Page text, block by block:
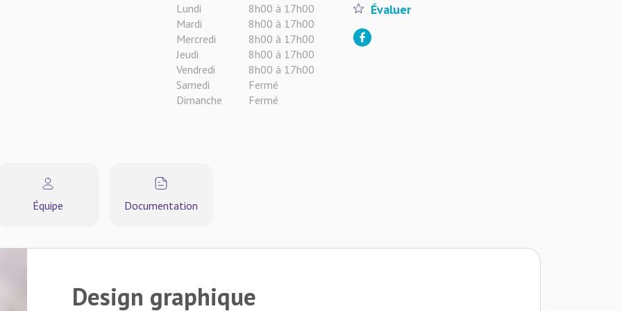
Lundi
8h00 à 17h00
Mardi
8h00 à 17h00
Mercredi
8h00 à 17h00
Jeudi
8h00 à 17h00
Vendredi
8h00 à 17h00
Samedi
Fermé
Dimanche
Fermé
Évaluer
Équipe Documentation
Design graphique